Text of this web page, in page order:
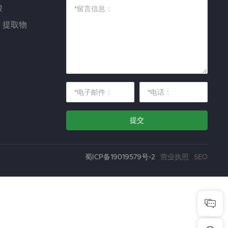
提取物
提交
蜀ICP备19019579号-2 营业执照 SEO